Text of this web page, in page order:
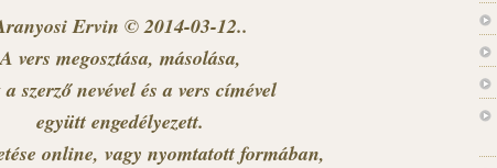
Ervin © 2014-03-12..
A vers megosztása, másolása,
szerző nevével és a vers címével
együtt engedélyezett.
online, vagy nyomtatott formában,